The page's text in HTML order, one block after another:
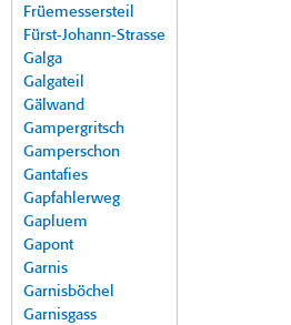
Früemessersteil
Fürst-Johann-Strasse
Galga
Galgateil
Gälwand
Gampergritsch
Gamperschon
Gantafies
Gapfahlerweg
Gapluem
Gapont
Garnis
Garnisböchel
Garnisgass